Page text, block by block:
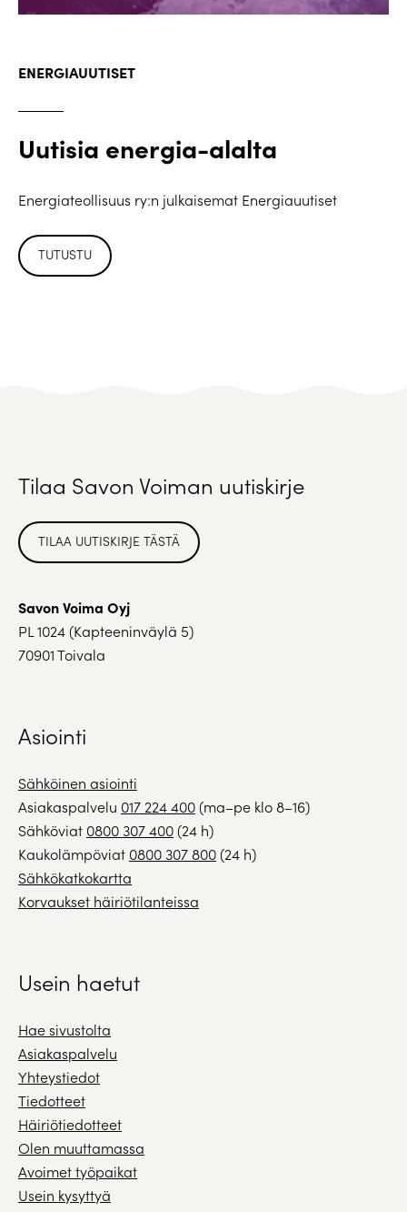
ENERGIAUUTISET
Uutisia energia-alalta
Energiateollisuus ry:n julkaisemat Energiauutiset
TUTUSTU
Tilaa Savon Voiman uutiskirje
TILAA UUTISKIRJE TÄSTÄ
Savon Voima Oyj
PL 1024 (Kapteeninväylä 5)
70901 Toivala
Asiointi
Sähköinen asiointi
Asiakaspalvelu 017 224 400(ma–pe klo 8–16)
Sähköviat 0800 307 400(24 h)
Kaukolämpöviat 0800 307 800(24 h)
Sähkökatkokartta
Korvaukset häiriötilanteissa
Usein haetut
Hae sivustolta
Asiakaspalvelu
Yhteystiedot
Tiedotteet
Häiriötiedotteet
Olen muuttamassa
Avoimet työpaikat
Usein kysyttyä